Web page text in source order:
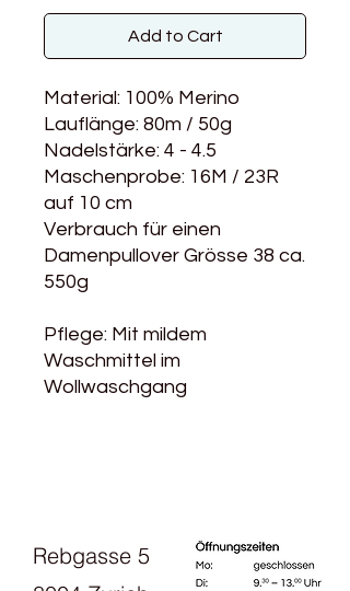
Add to Cart
Material: 100% Merino
Lauflänge: 80m / 50g
Nadelstärke: 4 - 4.5
Maschenprobe: 16M / 23R
auf 10 cm
Verbrauch für einen
Damenpullover Grösse 38 ca.
550g
Pflege: Mit mildem
Waschmittel im
Wollwaschgang
Rebgasse 5